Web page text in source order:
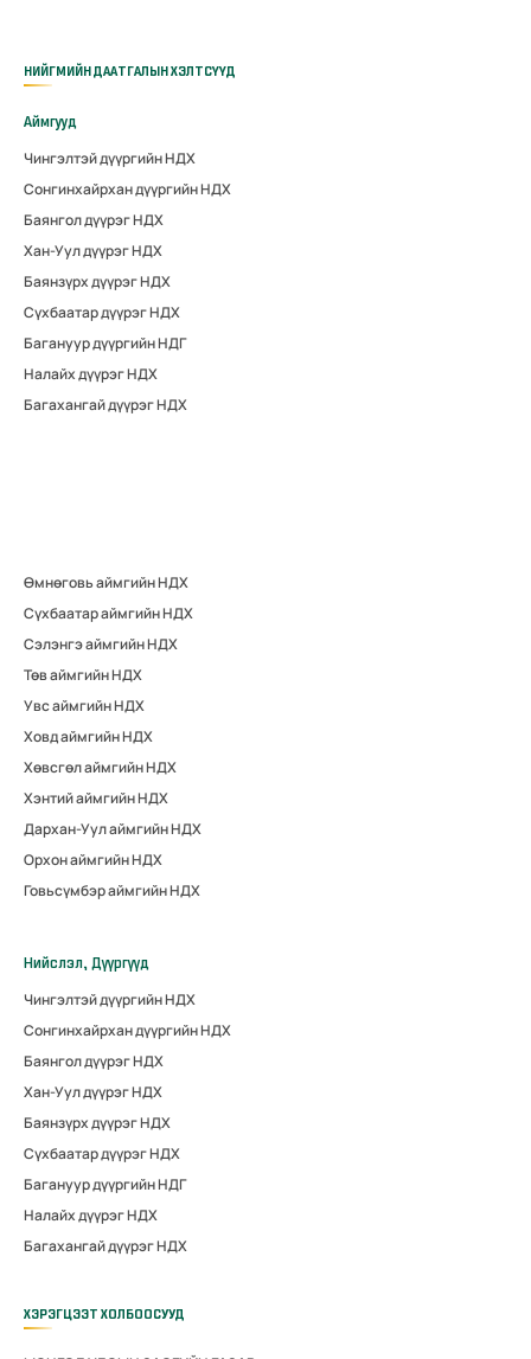
НИЙГМИЙН ДААТГАЛЫН ХЭЛТСҮҮД
Аймгууд
Чингэлтэй дүүргийн НДХ
Сонгинхайрхан дүүргийн НДХ
Баянгол дүүрэг НДХ
Хан-Уул дүүрэг НДХ
Баянзүрх дүүрэг НДХ
Сүхбаатар дүүрэг НДХ
Багануур дүүргийн НДГ
Налайх дүүрэг НДХ
Багахангай дүүрэг НДХ
Өмнөговь аймгийн НДХ
Сүхбаатар аймгийн НДХ
Сэлэнгэ аймгийн НДХ
Төв аймгийн НДХ
Увс аймгийн НДХ
Ховд аймгийн НДХ
Хөвсгөл аймгийн НДХ
Хэнтий аймгийн НДХ
Дархан-Уул аймгийн НДХ
Орхон аймгийн НДХ
Говьсүмбэр аймгийн НДХ
Нийслэл, Дүүргүүд
Чингэлтэй дүүргийн НДХ
Сонгинхайрхан дүүргийн НДХ
Баянгол дүүрэг НДХ
Хан-Уул дүүрэг НДХ
Баянзүрх дүүрэг НДХ
Сүхбаатар дүүрэг НДХ
Багануур дүүргийн НДГ
Налайх дүүрэг НДХ
Багахангай дүүрэг НДХ
ХЭРЭГЦЭЭТ ХОЛБООСУУД